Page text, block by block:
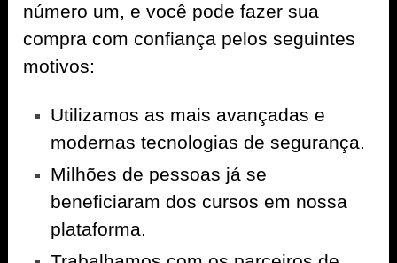
número um, e você pode fazer sua
compra com confiança pelos seguintes
motivos:
Utilizamos as mais avançadas e
modernas tecnologias de segurança.
Milhões de pessoas já se
beneficiaram dos cursos em nossa
plataforma.